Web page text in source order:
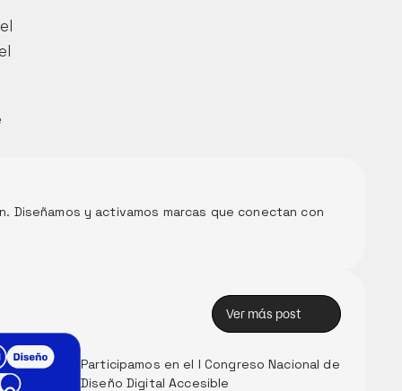
Diseñamos y activamos marcas que conectan con
Ver más post
Ver más post
Participamos en el I Congreso Nacional de
Diseño Digital Accesible